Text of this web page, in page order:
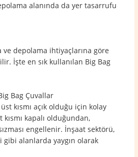
alanında da yer tasarrufu
ve depolama ihtiyaçlarına göre
İşte en sık kullanılan Big Bag
Bag Çuvallar
kısmı açık olduğu için kolay
kapalı olduğundan,
engellenir. İnşaat sektörü,
gibi alanlarda yaygın olarak